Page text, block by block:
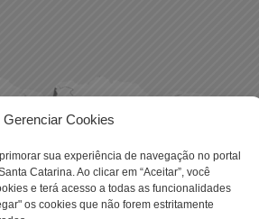
Gerenciar Cookies
sua experiência de navegação no portal
Catarina. Ao clicar em “Aceitar”, você
e terá acesso a todas as funcionalidades
os cookies que não forem estritamente